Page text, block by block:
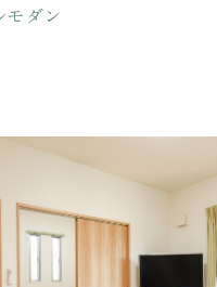
モダン